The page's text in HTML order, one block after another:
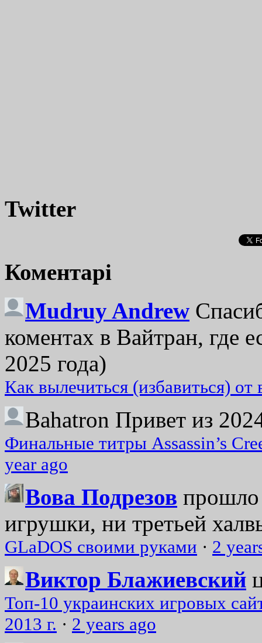
Twitter
Коментарі
Mudruy Andrew
коментах в Вайтран, где
2025 года)
Как вылечиться (избавиться)
Bahatron Привет из
Финальные титры Assassin’s
year ago
Вова Подрезов прошло
игрушки, ни третьей
GLaDOS своими руками · 2
Виктор Блажиевский
Топ-10 украинских игровых
2013 г. · 2 years ago